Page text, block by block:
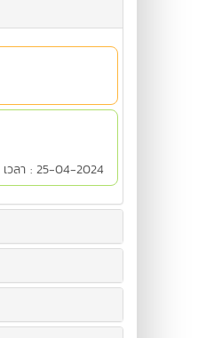
เวลา : 25-04-2024